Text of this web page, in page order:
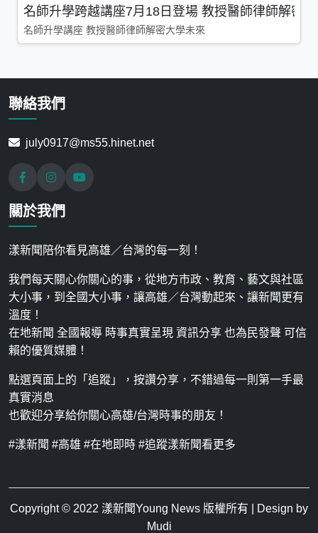
名師升學跨越講座7月18日登場 教授醫師律師解密
名師升學講座 教授醫師律師解密大學未來
聯絡我們
july0917@ms55.hinet.net
關於我們
漾新聞陪你看見高雄／台灣的每一刻！
我們每天關心你關心的事，從地方市政、教育、藝文與社區
大小事，到全國大小事，讓高雄／台灣動起來、讓新聞更有
溫度！
在地新聞 全國報導 時事真實呈現 資訊分享 也為民發聲 可信
賴的優質媒體！
點選頁面上的「追蹤」，按讚分享，不錯過每一則第一手最
真實消息
也歡迎分享給你關心高雄/台灣時事的朋友！
#漾新聞 #高雄 #在地即時 #追蹤漾新聞看更多
Copyright © 2022 漾新聞Young News 版權所有 | Design by
Mudi